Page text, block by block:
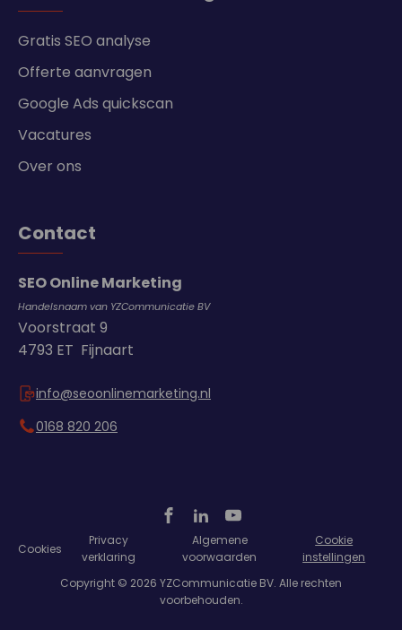
Gratis SEO analyse
Offerte aanvragen
Google Ads quickscan
Vacatures
Over ons
Contact
SEO Online Marketing
Handelsnaam van YZCommunicatie BV
Voorstraat 9
4793 ET Fijnaart
info@seoonlinemarketing.nl
0168 820 206
Cookies
Privacy
verklaring
Algemene
voorwaarden
Cookie
instellingen
Copyright © 2026 YZCommunicatie BV. Alle rechten
voorbehouden.